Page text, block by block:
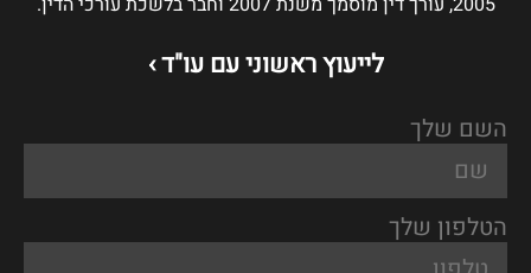
לייעוץ ראשוני עם עו"ד ›
השם שלך
הטלפון שלך